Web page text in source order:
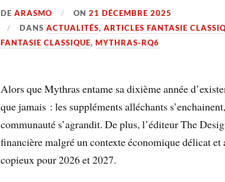
DEARASMO ON21 DÉCEMBRE 2025
DANSACTUALITÉS,ARTICLES FANTASIE
FANTASIE CLASSIQUE,MYTHRAS-RQ6
Alors que Mythras entame sa dixième année
que jamais : les suppléments alléchants
communauté s’agrandit. De plus, l’éditeur The
financière malgré un contexte économique délicat
copieux pour 2026 et 2027.